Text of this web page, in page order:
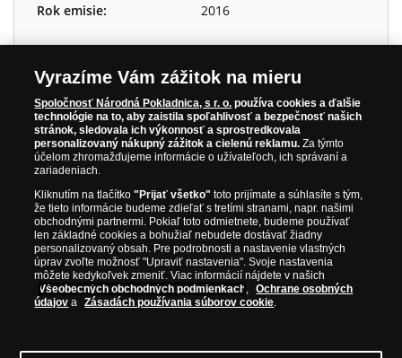
Rok emisie:
2016
Vážený zákazník,
Je nám ľúto, ale produkt jevypredaný.
Ak máte záujem o iné zaujímavé alebo podobné
produkty, navštívte prosím našu hlavnú stránku:
NAVŠTÍVTE ZAUJÍMAVÉ PRODUKTY NA
WWW.NARODNAPOKLADNICA.SK
Prosím informujte ma, akonáhle bude produkt opäť
Vyrazíme Vám zážitok na mieru
Spoločnosť Národná Pokladnica, s r. o. používa cookies a ďalšie
technológie na to, aby zaistila spoľahlivosť a bezpečnosť našich
stránok, sledovala ich výkonnosť a sprostredkovala
personalizovaný nákupný zážitok a cielenú reklamu. Za týmto
účelom zhromažďujeme informácie o užívateľoch, ich správaní a
zariadeniach.
Kliknutím na tlačítko"Prijať všetko" toto prijímate a súhlasíte s tým,
že tieto informácie budeme zdieľať s tretími stranami, napr. našimi
obchodnými partnermi. Pokiaľ toto odmietnete, budeme používať
len základné cookies a bohužiaľ nebudete dostávať žiadny
personalizovaný obsah. Pre podrobnosti a nastavenie vlastných
úprav zvoľte možnosť "Upraviť nastavenia". Svoje nastavenia
môžete kedykoľvek zmeniť. Viac informácií nájdete v našich
Všeobecných obchodných podmienkach ,
Ochrane osobných
údajov a Zásadách používania súborov cookie.